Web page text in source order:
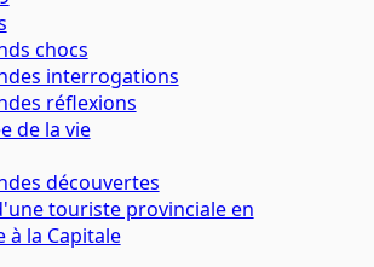
chocs
interrogations
réflexions
de la vie
découvertes
touriste provinciale en
à la Capitale